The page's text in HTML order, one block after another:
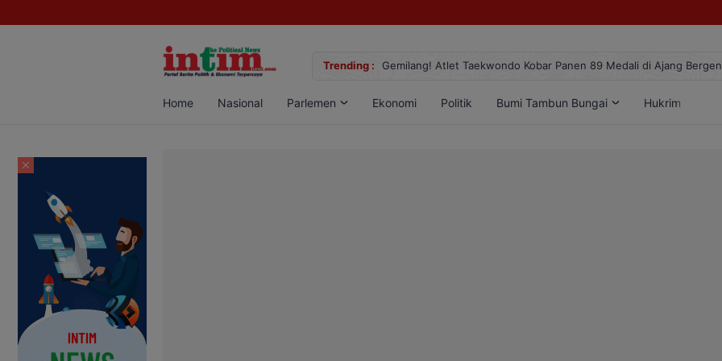
Trending :
Sabu di Pangkalan Bun, Dua Pelaku Diamankan Gemilang! Atlet Taekwondo Kobar Panen 89 Medali di Ajang
Home Nasional Parlemen Ekonomi Politik Bumi Tambun Bungai Hukrim